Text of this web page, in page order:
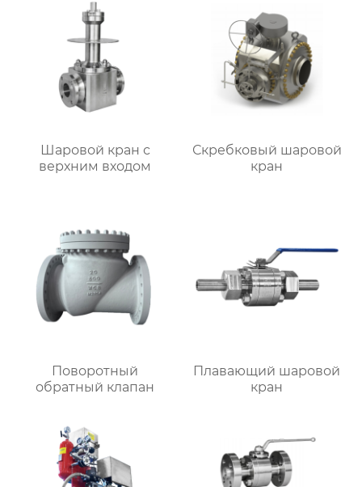
Шаровой кран с
верхним входом
Скребковый шаровой
кран
Поворотный
обратный клапан
Плавающий шаровой
кран